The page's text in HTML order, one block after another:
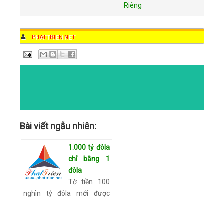
Riêng
AUTHOR
PHATTRIEN.NET
DATE
9:35 AM
Bài viết ngẫu nhiên:
1.000 tỷ đôla
chỉ bằng 1
đôla
Tờ tiền 100
nghìn tỷ đôla mới được